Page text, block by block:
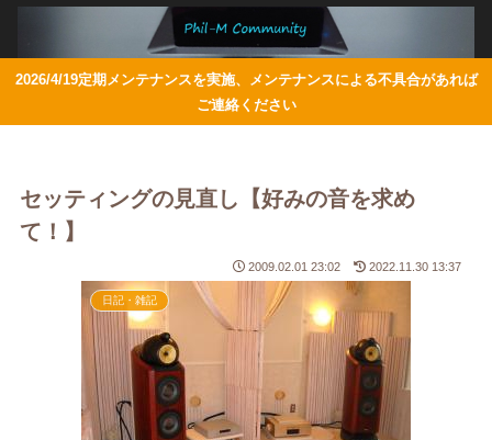
2026/4/19定期メンテナンスを実施、メンテナンスによる不具合があれば
ご連絡ください
セッティングの見直し【好みの音を求め
て！】
2009.02.01 23:02 2022.11.30 13:37
日記・雑記